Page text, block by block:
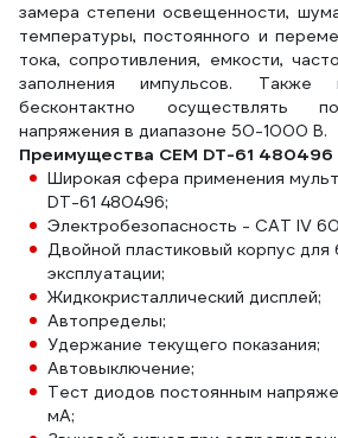
замера степени освещенности,
температуры, постоянного и
тока, сопротивления, емкости,
заполнения импульсов. Также
бесконтактно осуществлять
напряжения в диапазоне 50-1000 В.
Преимущества СЕМ DT-61 480496
Широкая сфера применения
DT-61 480496;
Электробезопасность - CAT IV
Двойной пластиковый корпус для
эксплуатации;
Жидкокристаллический дисплей;
Автопределы;
Удержание текущего показания;
Автовыключение;
Тест диодов постоянным
мА;